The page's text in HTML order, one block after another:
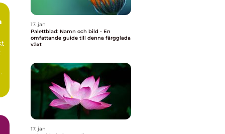
17. jan
Palettblad: Namn och bild - En
omfattande guide till denna färgglada
växt
17. jan